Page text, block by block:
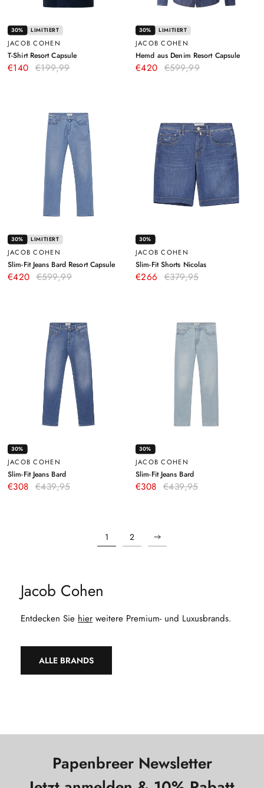
30% LIMITIERT
JACOB COHEN
T-Shirt Resort Capsule–
€140 €199,99
30% LIMITIERT
JACOB COHEN
Hemd aus Denim Resort Capsule–
€420 €599,99
30% LIMITIERT
JACOB COHEN
Slim-Fit Jeans Bard Resort Capsule–
Hellblau
€420 €599,99
30%
JACOB COHEN
Slim-Fit Shorts Nicolas–
€266 €379,95
30%
JACOB COHEN
Slim-Fit Jeans Bard–
Blau
€308 €439,95
30%
JACOB COHEN
Slim-Fit Jeans Bard–
Hellblau
€308 €439,95
1 2
Jacob Cohen
Entdecken Siehier weitere Premium- und Luxusbrands.
ALLE BRANDS
Papenbreer Newsletter